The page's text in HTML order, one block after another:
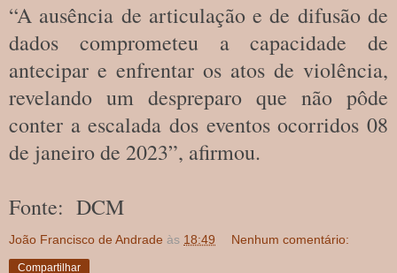
“A ausência de articulação e de difusão de
dados comprometeu a capacidade de
antecipar e enfrentar os atos de violência,
revelando um despreparo que não pôde
conter a escalada dos eventos ocorridos 08
de janeiro de 2023”, afirmou.
Fonte: DCM
João Francisco de Andrade às 18:49 Nenhum comentário:
Compartilhar